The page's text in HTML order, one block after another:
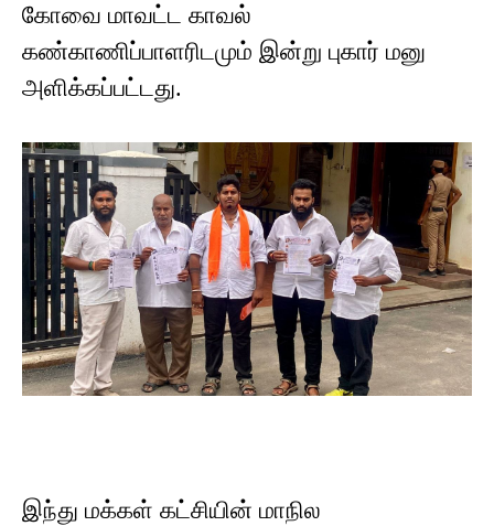
கோவை மாவட்ட காவல்
கண்காணிப்பாளரிடமும் இன்று புகார் மனு
அளிக்கப்பட்டது.
இந்து மக்கள் கட்சியின் மாநில